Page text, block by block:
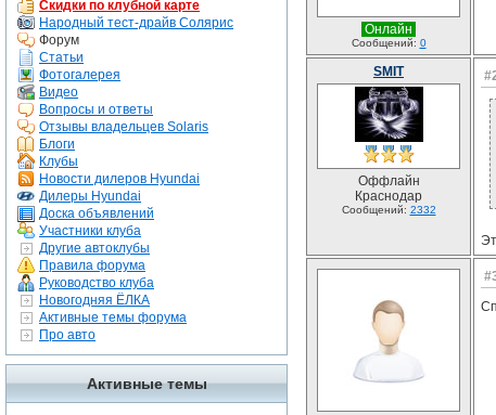
Скидки по клубной карте
Народный тест-драйв Солярис
Форум
Статьи
Фотогалерея
Видео
Вопросы и ответы
Отзывы владельцев Solaris
Блоги
Клубы
Новости дилеров Hyundai
Дилеры Hyundai
Доска объявлений
Участники клуба
Другие автоклубы
Правила форума
Руководство клуба
Новогодняя ЁЛКА
Активные темы форума
Про авто
Активные темы
Онлайн
Сообщений: 0
SMIT
Оффлайн
Краснодар
Сообщений: 2332